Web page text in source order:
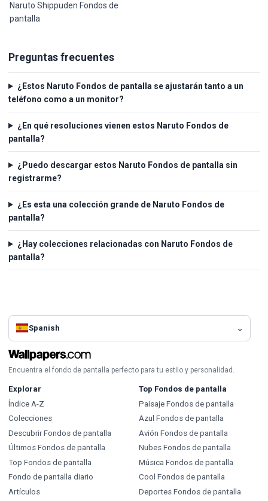
Naruto Shippuden Fondos de
pantalla
Preguntas frecuentes
¿Estos Naruto Fondos de pantalla se ajustarán tanto a un
teléfono como a un monitor?
¿En qué resoluciones vienen estos Naruto Fondos de
pantalla?
¿Puedo descargar estos Naruto Fondos de pantalla sin
registrarme?
¿Es esta una colección grande de Naruto Fondos de
pantalla?
¿Hay colecciones relacionadas con Naruto Fondos de
pantalla?
Spanish
Encuentra el fondo de pantalla perfecto para tu estilo y personalidad.
Explorar
Índice A-Z
Colecciones
Descubrir Fondos de pantalla
Últimos Fondos de pantalla
Top Fondos de pantalla
Fondo de pantalla diario
Artículos
Top Fondos de pantalla
Paisaje Fondos de pantalla
Azul Fondos de pantalla
Avión Fondos de pantalla
Nubes Fondos de pantalla
Música Fondos de pantalla
Cool Fondos de pantalla
Deportes Fondos de pantalla